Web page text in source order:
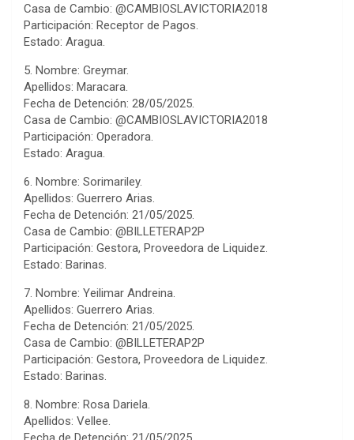
Casa de Cambio: @CAMBIOSLAVICTORIA2018
Participación: Receptor de Pagos.
Estado: Aragua.
5. Nombre: Greymar.
Apellidos: Maracara.
Fecha de Detención: 28/05/2025.
Casa de Cambio: @CAMBIOSLAVICTORIA2018
Participación: Operadora.
Estado: Aragua.
6. Nombre: Sorimariley.
Apellidos: Guerrero Arias.
Fecha de Detención: 21/05/2025.
Casa de Cambio: @BILLETERAP2P
Participación: Gestora, Proveedora de Liquidez.
Estado: Barinas.
7. Nombre: Yeilimar Andreina.
Apellidos: Guerrero Arias.
Fecha de Detención: 21/05/2025.
Casa de Cambio: @BILLETERAP2P
Participación: Gestora, Proveedora de Liquidez.
Estado: Barinas.
8. Nombre: Rosa Dariela.
Apellidos: Vellee.